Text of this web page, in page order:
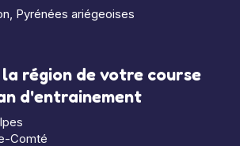
, Pyrénées ariégeoises
région de votre course
d'entrainement
Comté